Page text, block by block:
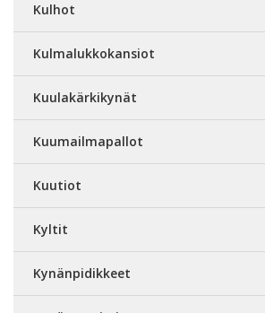
Kulhot
Kulmalukkokansiot
Kuulakärkikynät
Kuumailmapallot
Kuutiot
Kyltit
Kynänpidikkeet